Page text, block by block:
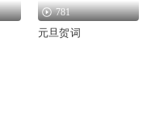
781
元旦贺词